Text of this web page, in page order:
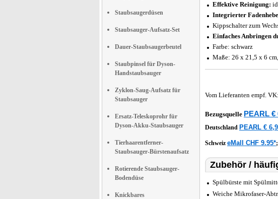
Staubsaugerdüsen
Staubsauger-Aufsatz-Set
Dauer-Staubsaugerbeutel
Staubpinsel für Dyson-
Handstaubsauger
Zyklon-Saug-Aufsatz für
Staubsauger
Ersatz-Teleskoprohr für
Dyson-Akku-Staubsauger
Tierhaarentferner-
Staubsauger-Bürstenaufsatz
Rotierende Staubsauger-
Bodendüse
Knickbares
Effektive Reinigung:
Integrierter
Kippschalter zum
Einfaches Anbringen
Farbe: schwarz
Maße: 26 x 21,5 x 6
Vom Lieferanten empf. VK:
Bezugsquelle PEARL €
Deutschland PEARL €
Schweiz eMall CHF 9.95*;
Zubehör /
Spülbürste mit
Weiche Mikrofaser-